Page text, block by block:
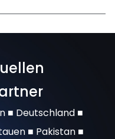
■ Deutschland ■
■ Pakistan ■